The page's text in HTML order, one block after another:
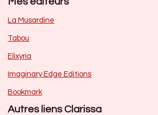
La Musardine
Tabou
Elixyria
Imaginary Edge Editions
Bookmark
Autres liens Clarissa